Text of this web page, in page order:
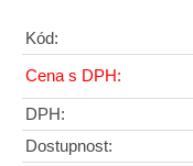
Kód:
Cena s DPH:
DPH:
Dostupnost: